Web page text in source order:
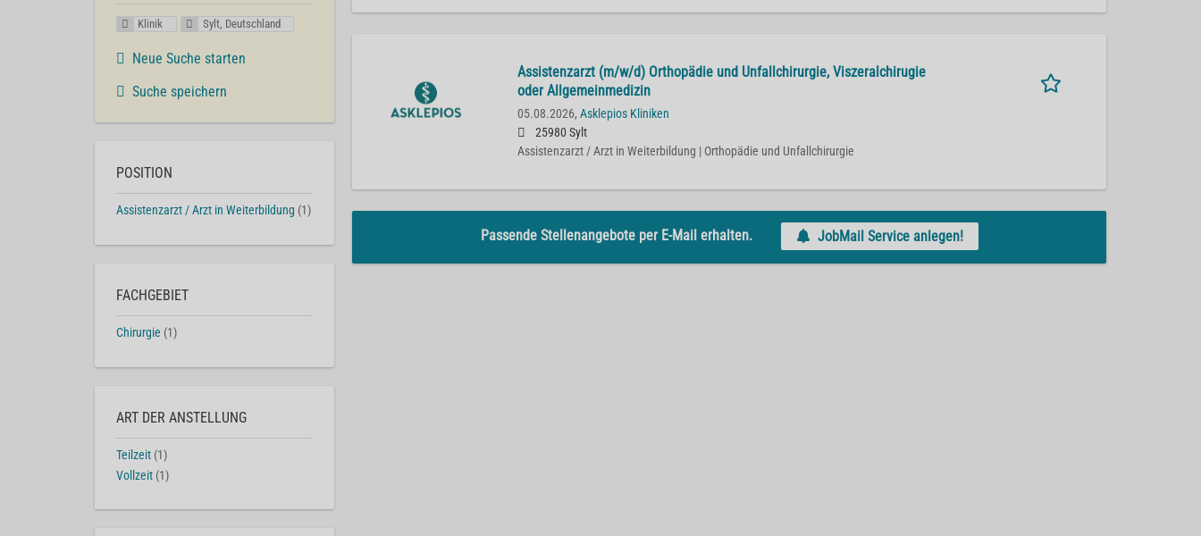
Assistenzarzt (m/w/d) Orthopädie und Unfallchirurgie, Viszeralchirugie
oder Allgemeinmedizin
05.08.2026, Asklepios Kliniken
25980 Sylt
Assistenzarzt / Arzt in Weiterbildung | Orthopädie und Unfallchirurgie
Passende Stellenangebote per E-Mail erhalten. JobMail Service anlegen!
Klinik Sylt, Deutschland
Neue Suche starten
Suche speichern
POSITION
Assistenzarzt / Arzt in Weiterbildung (1)
FACHGEBIET
Chirurgie (1)
ART DER ANSTELLUNG
Teilzeit (1)
Vollzeit (1)